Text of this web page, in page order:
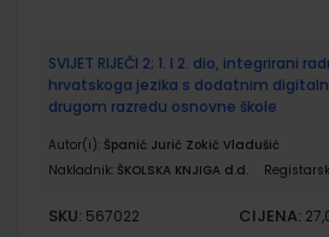
SVIJET RIJEČI 2; 1. I 2. dio, integrirani
hrvatskoga jezika s dodatnim
drugom razredu osnovne škole
Autor(i): Španić Jurić Zokić Vladušić
Nakladnik: ŠKOLSKA KNJIGA d.d.
SKU: 567022 CIJENA: